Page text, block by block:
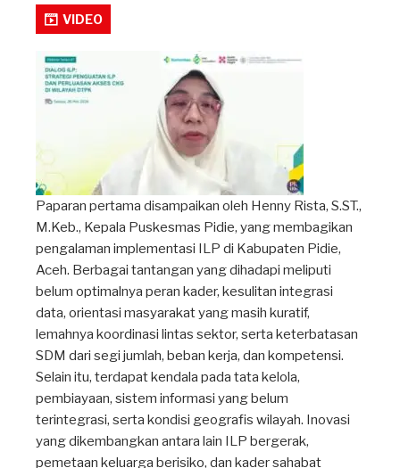
VIDEO
Paparan pertama disampaikan oleh Henny Rista, S.ST.,
M.Keb., Kepala Puskesmas Pidie, yang membagikan
pengalaman implementasi ILP di Kabupaten Pidie,
Aceh. Berbagai tantangan yang dihadapi meliputi
belum optimalnya peran kader, kesulitan integrasi
data, orientasi masyarakat yang masih kuratif,
lemahnya koordinasi lintas sektor, serta keterbatasan
SDM dari segi jumlah, beban kerja, dan kompetensi.
Selain itu, terdapat kendala pada tata kelola,
pembiayaan, sistem informasi yang belum
terintegrasi, serta kondisi geografis wilayah. Inovasi
yang dikembangkan antara lain ILP bergerak,
pemetaan keluarga berisiko, dan kader sahabat